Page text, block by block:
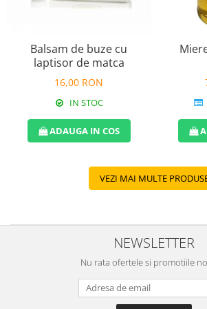
Balsam de buze cu
laptisor de matca
16,00 RON
IN STOC
ADAUGA IN COS
VEZI MAI MULTE
NEWSLETTER
Nu rata ofertele si promotiile